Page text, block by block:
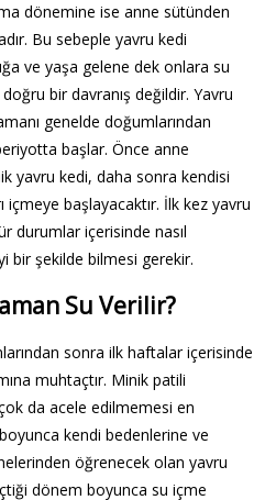
dönemine ise anne sütünden
Bu sebeple yavru kedi
ve yaşa gelene dek onlara su
bir davranış değildir. Yavru
genelde doğumlarından
başlar. Önce anne
yavru kedi, daha sonra kendisi
başlayacaktır. İlk kez yavru
durumlar içerisinde nasıl
bir şekilde bilmesi gerekir.
Su Verilir?
sonra ilk haftalar içerisinde
muhtaçtır. Minik patili
da acele edilmemesi en
kendi bedenlerine ve
öğrenecek olan yavru
dönem boyunca su içme